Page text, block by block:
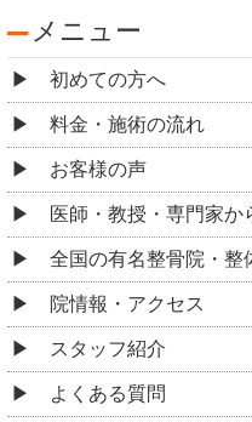
メニュー
初めての方へ
料金・施術の流れ
お客様の声
医師・教授・専門家か
全国の有名整骨院・整
院情報・アクセス
スタッフ紹介
よくある質問